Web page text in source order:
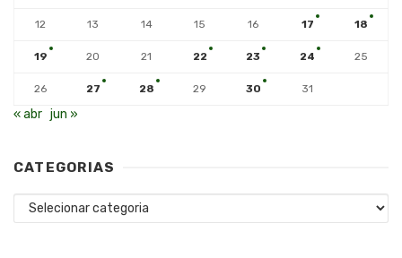
12 13 14 15 16 17 18
19 20 21 22 23 24 25
26 27 28 29 30 31
« abr jun »
CATEGORIAS
Categorias